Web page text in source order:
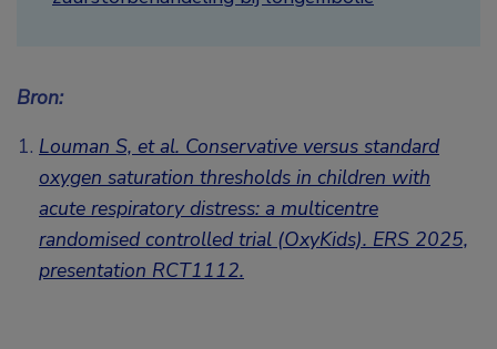
Bron:
Louman S, et al. Conservative versus standard
oxygen saturation thresholds in children with
acute respiratory distress: a multicentre
randomised controlled trial (OxyKids). ERS 2025,
presentation RCT1112.